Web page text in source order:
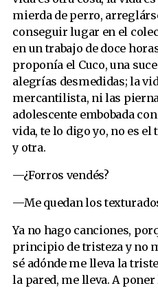
mierda de perro,
conseguir lugar en el
en un trabajo de doce
proponía el Cuco, una
alegrías desmedidas; la
mercantilista, ni las
adolescente embobada
vida, te lo digo yo, no es
y otra.
—¿Forros vendés?
—Me quedan los
Ya no hago canciones,
principio de tristeza y no
sé adónde me lleva la
la pared, me lleva. A